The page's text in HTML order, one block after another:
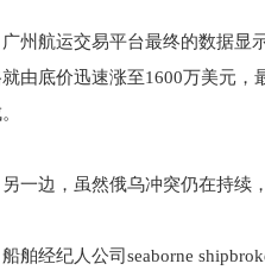
广州航运交易平台最终的数据显
由底价迅速涨至1600万美元，
另一边，虽然俄乌冲突仍在持续
船舶经纪人公司seaborne